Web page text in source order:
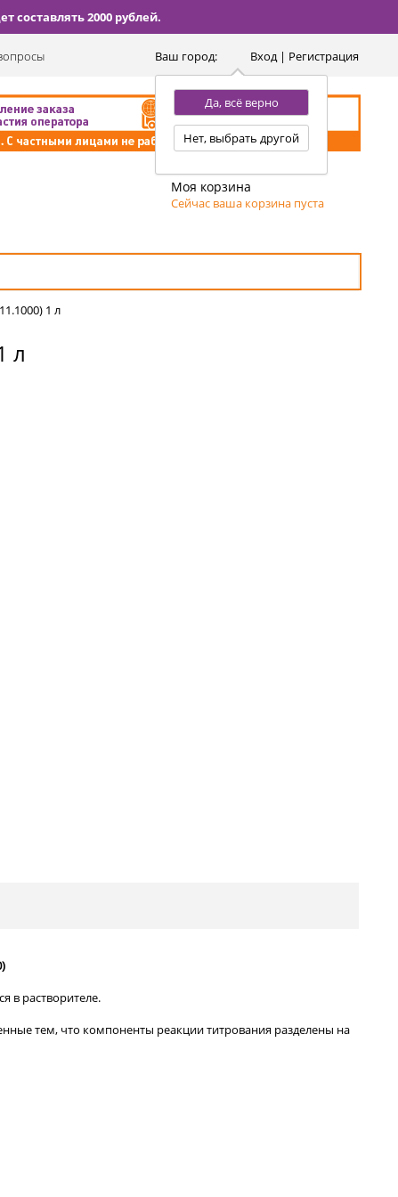
2000 рублей.
Ваш город:
Да, всё верно
Нет, выбрать другой
Вход | Регистрация
Моя корзина
Сейчас ваша корзина пуста
1 л
л
в растворителе.
тем, что компоненты реакции титрования разделены на